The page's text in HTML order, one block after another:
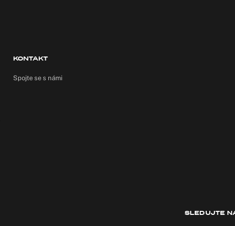
KONTAKT
Spojte se s námi
SLEDUJTE